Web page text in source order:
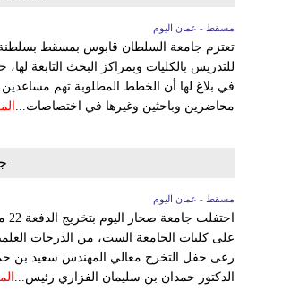
مسقط - عمان اليوم
للتدريس بالكليات وبمراكز البحث التابعة
في بلاغ لها أن الخطط المطلوبة تهم
محاضرين وباحثين وغيرها في اختصاصات...
مسقط - عمان اليوم
على كليات الجامعة الست، من الدرجات
رعى حفل التخرج معالي المهندس سعيد بن
الدكتور حمدان بن سليمان الفزاري رئيس...